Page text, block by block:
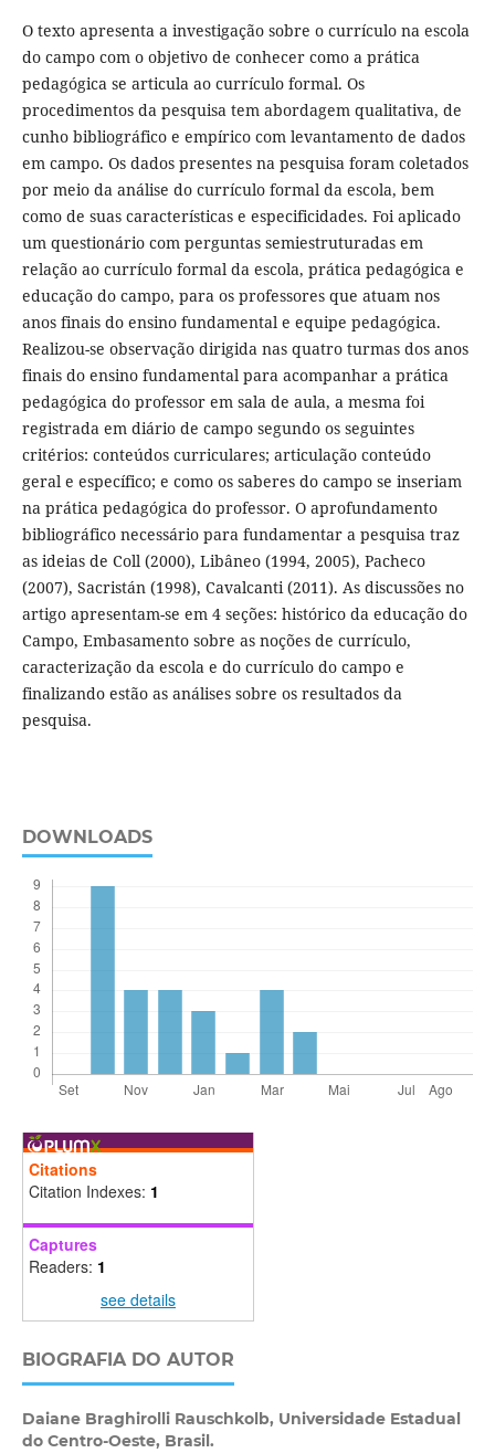
O texto apresenta a investigação sobre o currículo na escola
do campo com o objetivo de conhecer como a prática
pedagógica se articula ao currículo formal. Os
procedimentos da pesquisa tem abordagem qualitativa, de
cunho bibliográfico e empírico com levantamento de dados
em campo. Os dados presentes na pesquisa foram coletados
por meio da análise do currículo formal da escola, bem
como de suas características e especificidades. Foi aplicado
um questionário com perguntas semiestruturadas em
relação ao currículo formal da escola, prática pedagógica e
educação do campo, para os professores que atuam nos
anos finais do ensino fundamental e equipe pedagógica.
Realizou-se observação dirigida nas quatro turmas dos anos
finais do ensino fundamental para acompanhar a prática
pedagógica do professor em sala de aula, a mesma foi
registrada em diário de campo segundo os seguintes
critérios: conteúdos curriculares; articulação conteúdo
geral e específico; e como os saberes do campo se inseriam
na prática pedagógica do professor. O aprofundamento
bibliográfico necessário para fundamentar a pesquisa traz
as ideias de Coll (2000), Libâneo (1994, 2005), Pacheco
(2007), Sacristán (1998), Cavalcanti (2011). As discussões no
artigo apresentam-se em 4 seções: histórico da educação do
Campo, Embasamento sobre as noções de currículo,
caracterização da escola e do currículo do campo e
finalizando estão as análises sobre os resultados da
pesquisa.
DOWNLOADS
Citations
Citation Indexes: 1
Captures
Readers: 1
see details
BIOGRAFIA DO AUTOR
Daiane Braghirolli Rauschkolb, Universidade Estadual
do Centro-Oeste, Brasil.